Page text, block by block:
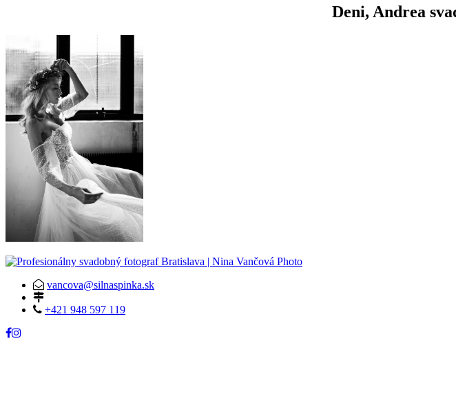
Deni, Andrea
vancova@silnaspinka.sk
+421 948 597 119